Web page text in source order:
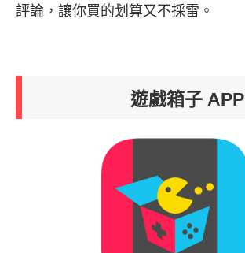
評論，讓你買的划算又不採雷。
遊戲箱子 APP